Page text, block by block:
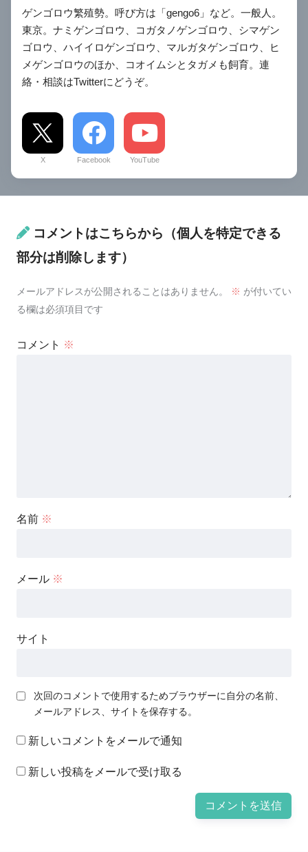
ゲンゴロウ繁殖勢。呼び方は「gengo6」など。一般人。
東京。ナミゲンゴロウ、コガタノゲンゴロウ、シマゲン
ゴロウ、ハイイロゲンゴロウ、マルガタゲンゴロウ、ヒ
メゲンゴロウのほか、コオイムシとタガメも飼育。連
絡・相談はTwitterにどうぞ。
X Facebook YouTube
コメントはこちらから（個人を特定できる
部分は削除します）
メールアドレスが公開されることはありません。 ※ が付いてい
る欄は必須項目です
コメント ※
名前 ※
メール ※
サイト
次回のコメントで使用するためブラウザーに自分の名前、
メールアドレス、サイトを保存する。
新しいコメントをメールで通知
新しい投稿をメールで受け取る